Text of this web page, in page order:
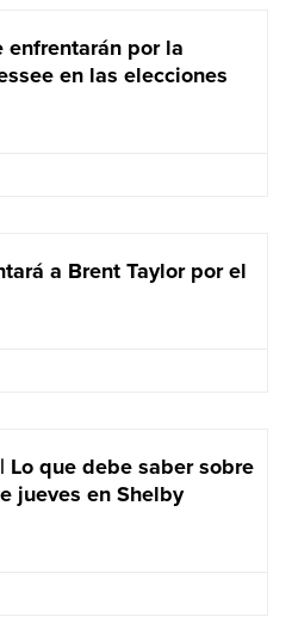
enfrentarán por la
en las elecciones
a Brent Taylor por el
Lo que debe saber sobre
jueves en Shelby